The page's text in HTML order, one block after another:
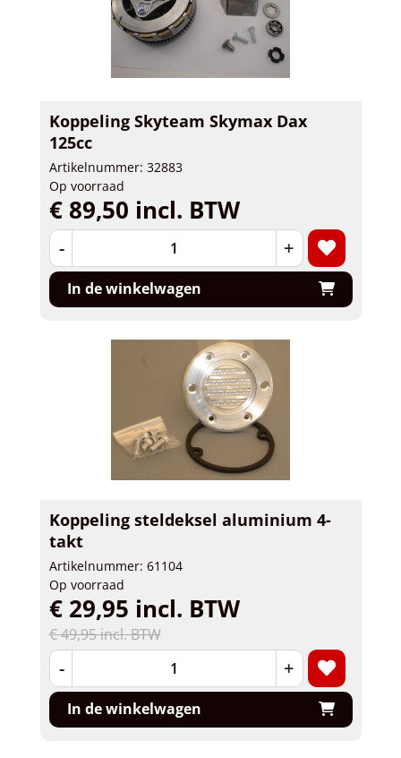
Koppeling Skyteam Skymax Dax
125cc
Artikelnummer: 32883
Op voorraad
€ 89,50 incl. BTW
- +
In de winkelwagen
Koppeling steldeksel aluminium 4-
takt
Artikelnummer: 61104
Op voorraad
€ 49,95 incl. BTW
€ 29,95 incl. BTW
- +
In de winkelwagen